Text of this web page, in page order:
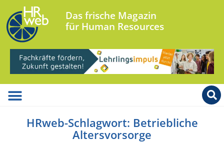
Das frische Magazin
für Human Resources
HRweb-Schlagwort: Betriebliche
Altersvorsorge